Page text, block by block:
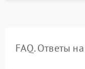
FAQ. Ответы